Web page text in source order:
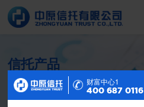
信托产品
截至2023年末，中原信托累计管理信托财
产16088亿元，按时足额交付到期信托财
产12104亿元
财富中心2
400 687 0116
财富中心1
400 687 0116